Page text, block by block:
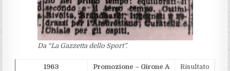
Da “La Gazzetta dello Sport”.
1963 Promozione – Girone A
Risultato